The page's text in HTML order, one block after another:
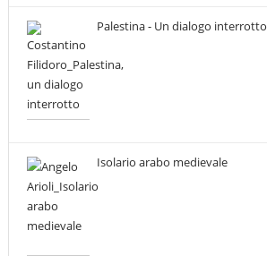
Palestina - Un dialogo interrotto
Isolario arabo medievale